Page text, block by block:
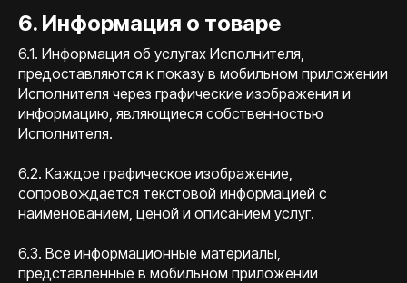
6. Информация о товаре
6.1. Информация об услугах Исполнителя,
предоставляются к показу в мобильном приложении
Исполнителя через графические изображения и
информацию, являющиеся собственностью
Исполнителя.
6.2. Каждое графическое изображение,
сопровождается текстовой информацией с
наименованием, ценой и описанием услуг.
6.3. Все информационные материалы,
представленные в мобильном приложении